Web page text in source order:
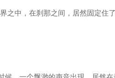
中，在刹那之间，居然固定住了